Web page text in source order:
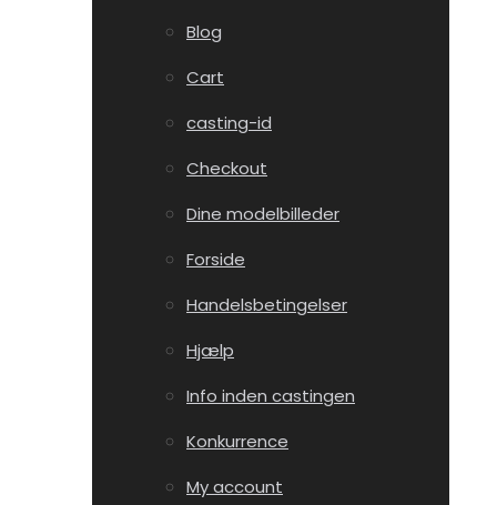
Blog
Cart
casting-id
Checkout
Dine modelbilleder
Forside
Handelsbetingelser
Hjælp
Info inden castingen
Konkurrence
My account